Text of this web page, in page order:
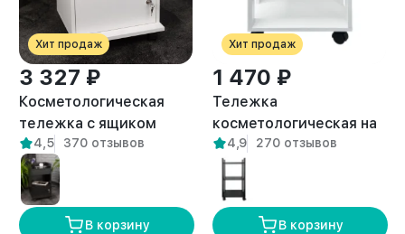
Хит продаж
3 327 ₽
Косметологическая
тележка с ящиком
Лири белая
4,5 370 отзывов
В корзину
Хит продаж
1 470 ₽
Тележка
косметологическая на
колесиках Валдай
белая
4,9 270 отзывов
В корзину